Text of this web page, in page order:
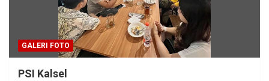
GALERI FOTO
PSI Kalsel